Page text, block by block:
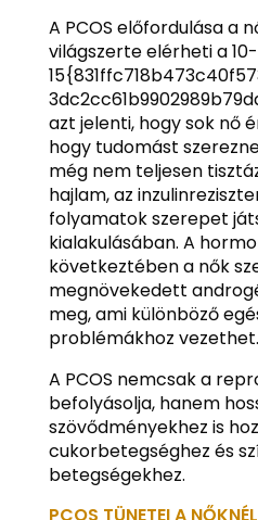
A PCOS előfordulása a
világszerte elérheti a 10-
azt jelenti, hogy sok nő
hogy tudomást
még nem teljesen
hajlam, az
folyamatok szerepet
kialakulásában. A
következtében a nők
megnövekedett
meg, ami különböző
problémákhoz vezethet.
A PCOS nemcsak a
befolyásolja, hanem
szövődményekhez is
cukorbetegséghez és
betegségekhez.